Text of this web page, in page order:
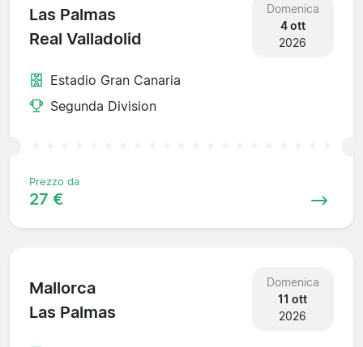
Las Palmas
Real Valladolid
Domenica
4 ott
2026
Estadio Gran Canaria
Segunda Division
Prezzo da
27 €
Mallorca
Las Palmas
Domenica
11 ott
2026